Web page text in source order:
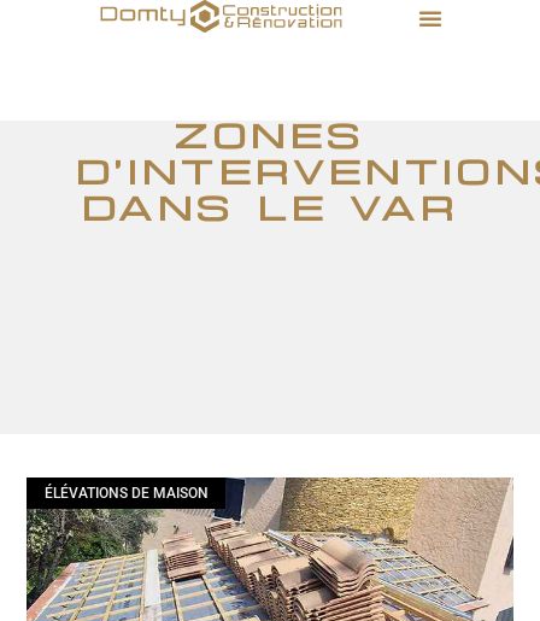
Zones
dans le Var
ÉLÉVATIONS DE MAISON